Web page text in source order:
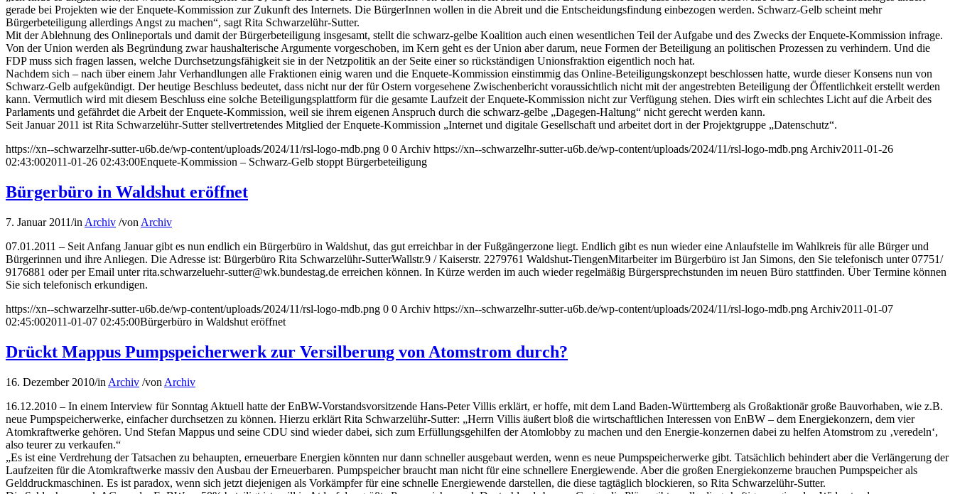
gerade bei Projekten wie der Enquete-Kommission zur Zukunft des Internets. Die BürgerInnen wollen in die Abreit und die Entscheidungsfindung einbezogen werden. Schwarz-Gelb scheint mehr
Bürgerbeteiligung allerdings Angst zu machen“, sagt Rita Schwarzelühr-Sutter.
Mit der Ablehnung des Onlineportals und damit der Bürgerbeteiligung insgesamt, stellt die schwarz-gelbe Koalition auch einen wesentlichen Teil der Aufgabe und des Zwecks der Enquete-Kommission infrage.
Von der Union werden als Begründung zwar haushalterische Argumente vorgeschoben, im Kern geht es der Union aber darum, neue Formen der Beteiligung an politischen Prozessen zu verhindern. Und die
FDP muss sich fragen lassen, welche Durchsetzungsfähigkeit sie in der Netzpolitik an der Seite einer so rückständigen Unionsfraktion eigentlich noch hat.
Nachdem sich – nach über einem Jahr Verhandlungen alle Fraktionen einig waren und die Enquete-Kommission einstimmig das Online-Beteiligungskonzept beschlossen hatte, wurde dieser Konsens nun von
Schwarz-Gelb aufgekündigt. Der heutige Beschluss bedeutet, dass nicht nur der für Ostern vorgesehene Zwischenbericht voraussichtlich nicht mit der angestrebten Beteiligung der Öffentlichkeit erstellt werden
kann. Vermutlich wird mit diesem Beschluss eine solche Beteiligungsplattform für die gesamte Laufzeit der Enquete-Kommission nicht zur Verfügung stehen. Dies wirft ein schlechtes Licht auf die Arbeit des
Parlaments und gefährdet die Arbeit der Enquete-Kommission, weil sie ihrem eigenen Anspruch durch die schwarz-gelbe „Dagegen-Haltung“ nicht gerecht werden kann.
Seit Januar 2011 ist Rita Schwarzelühr-Sutter stellvertretendes Mitglied der Enquete-Kommission „Internet und digitale Gesellschaft und arbeitet dort in der Projektgruppe „Datenschutz“.
https://xn--schwarzelhr-sutter-u6b.de/wp-content/uploads/2024/11/rsl-logo-mdb.png 0 0Archiv https://xn--schwarzelhr-sutter-u6b.de/wp-content/uploads/2024/11/rsl-logo-mdb.pngArchiv2011-01-26
02:43:002011-01-26 02:43:00Enquete-Kommission – Schwarz-Gelb stoppt Bürgerbeteiligung
Bürgerbüro in Waldshut eröffnet
7. Januar 2011/in Archiv /von Archiv
07.01.2011 – Seit Anfang Januar gibt es nun endlich ein Bürgerbüro in Waldshut, das gut erreichbar in der Fußgängerzone liegt. Endlich gibt es nun wieder eine Anlaufstelle im Wahlkreis für alle Bürger und
Bürgerinnen und ihre Anliegen. Die Adresse ist: Bürgerbüro Rita Schwarzelühr-SutterWallstr.9 / Kaiserstr. 2279761 Waldshut-TiengenMitarbeiter im Bürgerbüro ist Jan Simons, den Sie telefonisch unter 07751/
9176881 oder per Email unter rita.schwarzeluehr-sutter@wk.bundestag.de erreichen können. In Kürze werden im auch wieder regelmäßig Bürgersprechstunden im neuen Büro stattfinden. Über Termine können
Sie sich telefonisch erkundigen.
https://xn--schwarzelhr-sutter-u6b.de/wp-content/uploads/2024/11/rsl-logo-mdb.png 0 0 Archiv https://xn--schwarzelhr-sutter-u6b.de/wp-content/uploads/2024/11/rsl-logo-mdb.png Archiv2011-01-07
02:45:002011-01-07 02:45:00Bürgerbüro in Waldshut eröffnet
Drückt Mappus Pumpspeicherwerk zur Versilberung von Atomstrom durch?
16. Dezember 2010/in Archiv /von Archiv
16.12.2010 – In einem Interview für Sonntag Aktuell hatte der EnBW-Vorstandsvorsitzende Hans-Peter Villis erklärt, er hoffe, mit dem Land Baden-Württemberg als Großaktionär große Bauvorhaben, wie z.B.
neue Pumpspeicherwerke, einfacher durchsetzen zu können. Hierzu erklärt Rita Schwarzelühr-Sutter: „Herrn Villis äußert bloß die wirtschaftlichen Interessen von EnBW – dem Energiekonzern, dem vier
Atomkraftwerke gehören. Und Stefan Mappus und seine CDU sind wieder dabei, sich zum Erfüllungsgehilfen der Atomlobby zu machen und den Energie-konzernen dabei zu helfen Atomstrom zu ‚veredeln‘,
also teurer zu verkaufen.“
„Es ist eine Verdrehung der Tatsachen zu behaupten, erneuerbare Energien könnten nur dann schneller ausgebaut werden, wenn es neue Pumpspeicherwerke gibt. Tatsächlich behindert aber die Verlängerung der
Laufzeiten für die Atomkraftwerke massiv den Ausbau der Erneuerbaren. Pumpspeicher braucht man nicht für eine schnellere Energiewende. Aber die großen Energiekonzerne brauchen Pumpspeicher als
Gelddruckmaschinen. Es ist paradox, wenn sich jetzt diejenigen als Vorkämpfer für eine schnelle Energiewende darstellen, die diese tagtäglich blockieren, so Rita Schwarzelühr-Sutter.